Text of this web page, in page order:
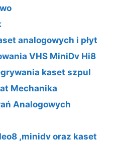
analogowych i płyt
VHS MiniDv Hi8
kaset szpul
Mechanika
Analogowych
,minidv oraz kaset